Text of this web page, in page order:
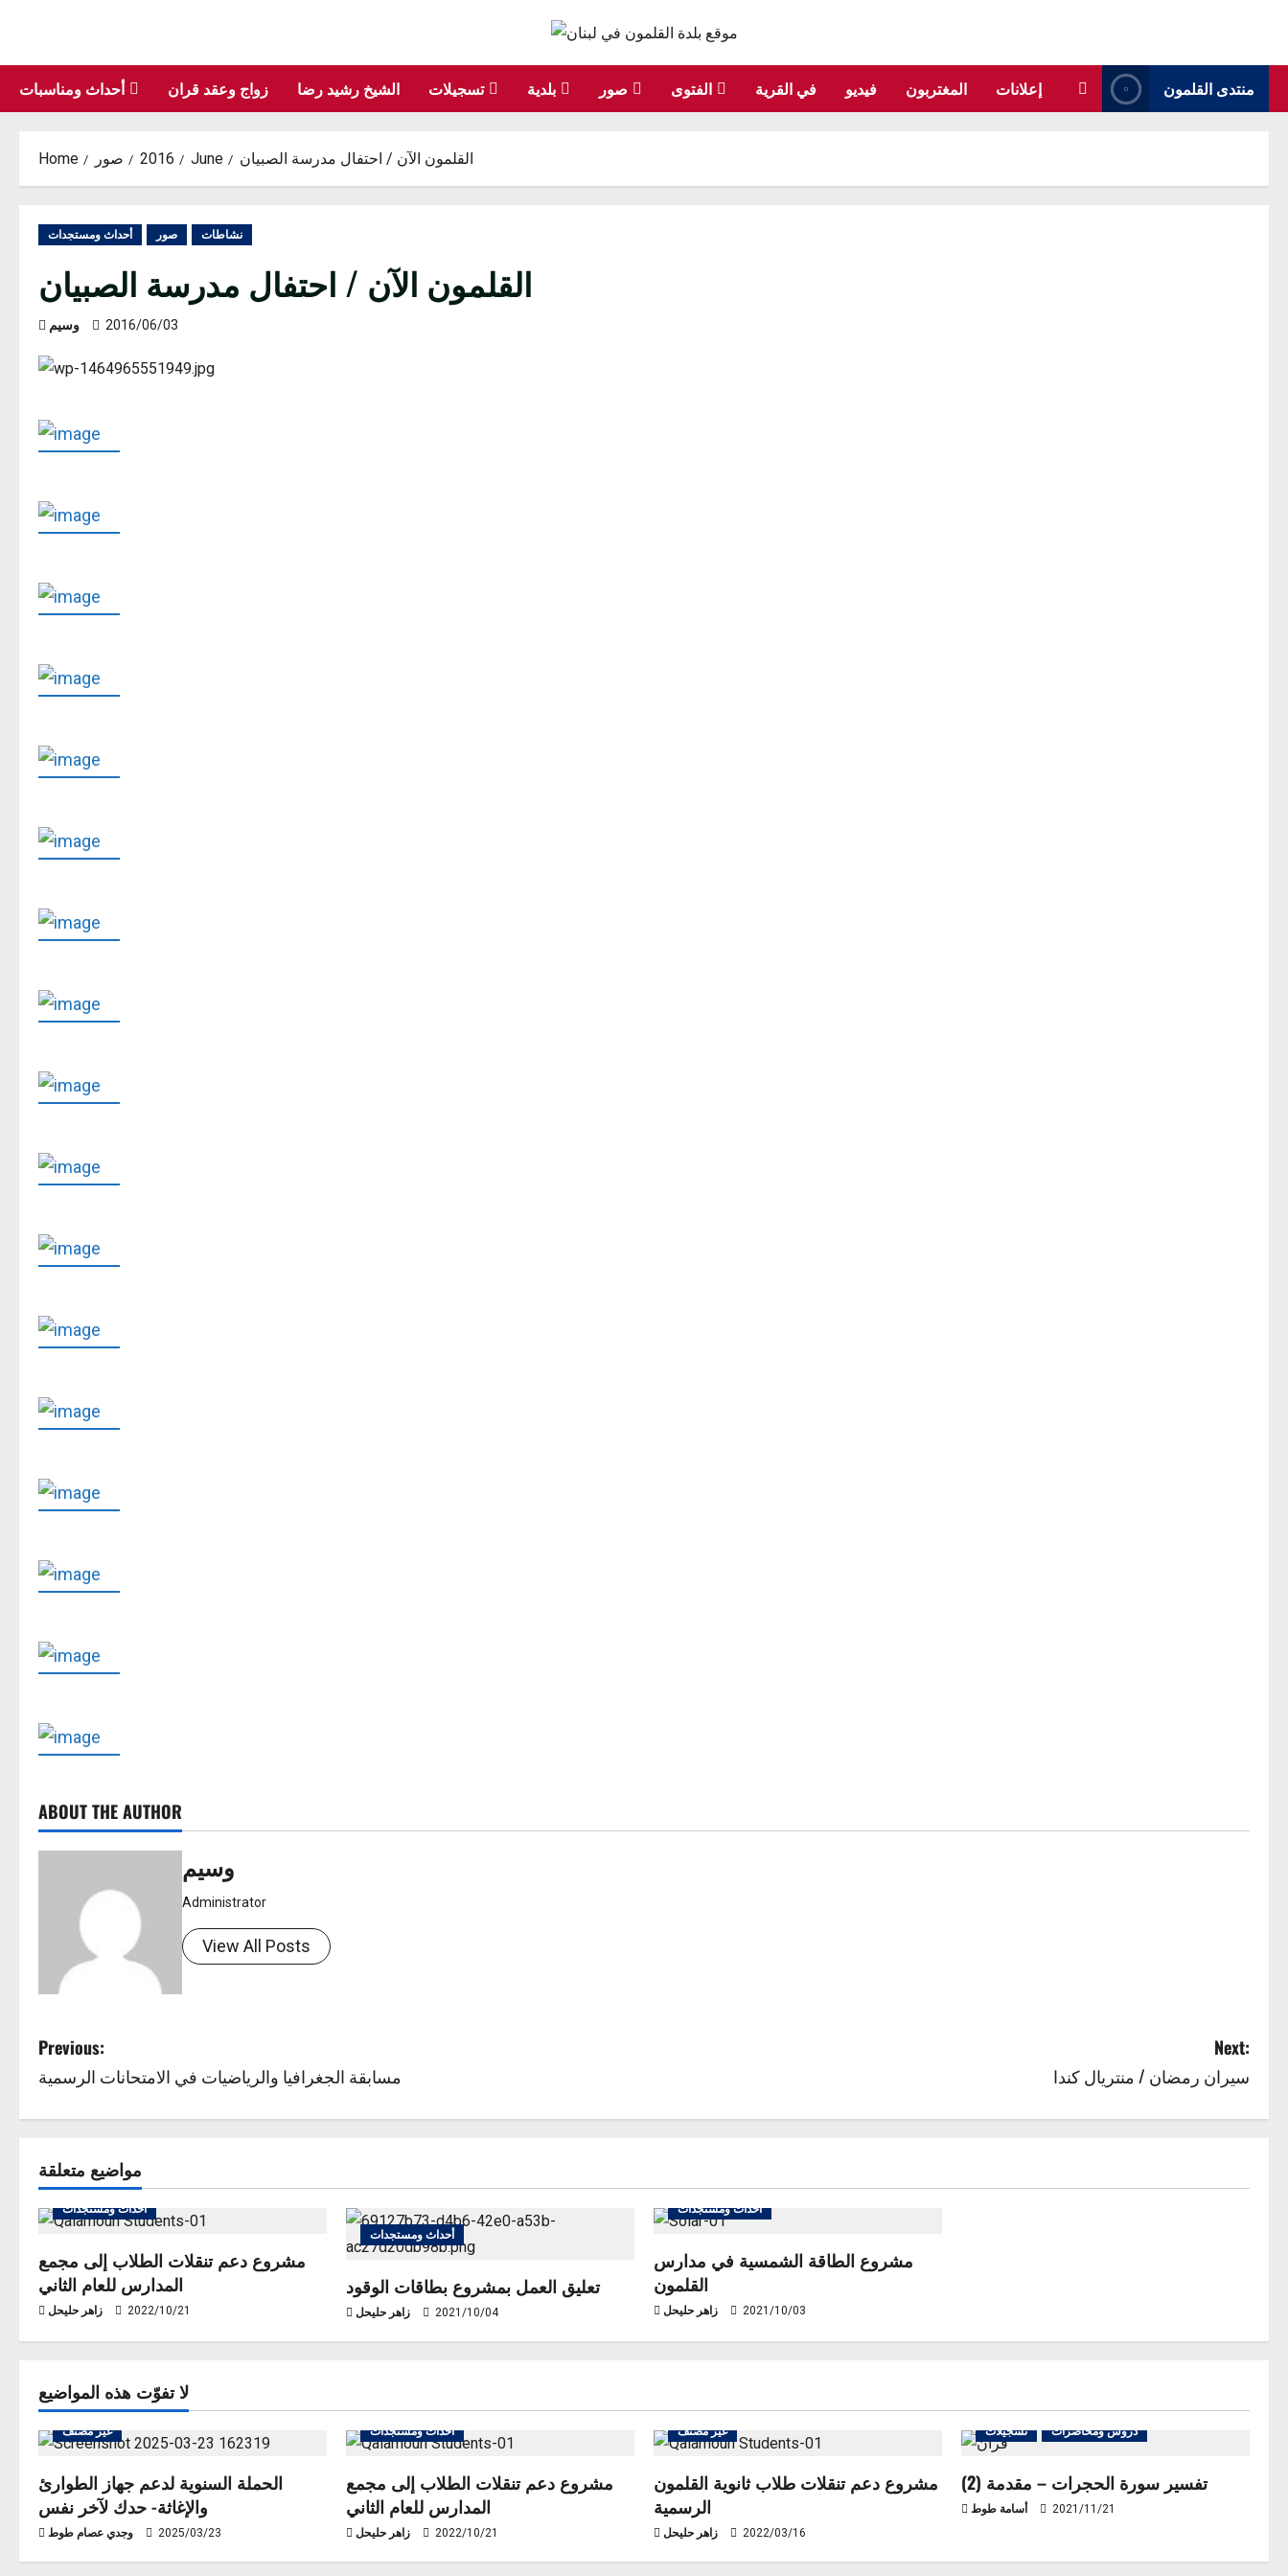
content
أحداث ومناسبات زواج وعقد قران الشيخ رشيد رضا تسجيلات بلدية صور الفتوى في القرية فيديو المغتربون إعلانات منتدى القلمون
Home صور 2016 June القلمون الآن / احتفال مدرسة الصبيان
أحداث ومستجدات صور نشاطات
القلمون الآن / احتفال مدرسة الصبيان
وسيم 2016/06/03
ABOUT THE AUTHOR
وسيم
Administrator
View All Posts
P
o
s
t
n
a
v
i
a
t
i
o
Previous:
مسابقة الجغرافيا والرياضيات في الامتحانات الرسمية
Next:
سيران رمضان / منتريال كندا
مواضيع متعلقة
أحداث ومستجدات
مشروع دعم تنقلات الطلاب إلى مجمع
المدارس للعام الثاني
زاهر حليحل 2022/10/21
أحداث ومستجدات
تعليق العمل بمشروع بطاقات الوقود
زاهر حليحل 2021/10/04
أحداث ومستجدات
مشروع الطاقة الشمسية في مدارس
القلمون
زاهر حليحل 2021/10/03
لا تفوّت هذه المواضيع
غير مصنف
الحملة السنوية لدعم جهاز الطوارئ
والإغاثة- حدك لآخر نفس
وجدي عصام طوط 2025/03/23
أحداث ومستجدات
مشروع دعم تنقلات الطلاب إلى مجمع
المدارس للعام الثاني
زاهر حليحل 2022/10/21
غير مصنف
مشروع دعم تنقلات طلاب ثانوية القلمون
الرسمية
زاهر حليحل 2022/03/16
تسجيلات دروس ومحاضرات
تفسير سورة الحجرات – مقدمة (2)
أسامة طوط 2021/11/21